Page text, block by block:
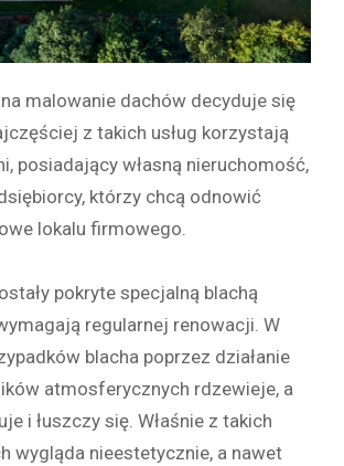
malowanie dachów decyduje się
z takich usług korzystają
posiadający własną nieruchomość,
którzy chcą odnowić
lokalu firmowego.
pokryte specjalną blachą
regularnej renowacji. W
blacha poprzez działanie
atmosferycznych rdzewieje, a
i łuszczy się. Właśnie z takich
wygląda nieestetycznie, a nawet